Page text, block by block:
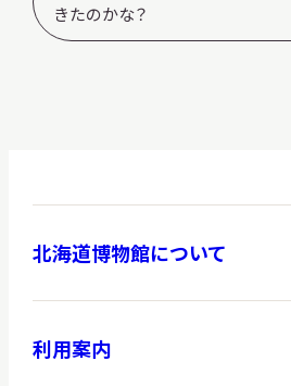
サイトマップ
きたのかな？
北海道博物館について
利用案内